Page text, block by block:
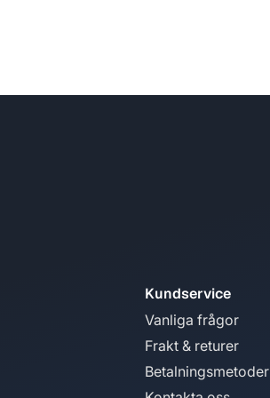
Kundservice
Vanliga frågor
Frakt & returer
Betalningsmetoder